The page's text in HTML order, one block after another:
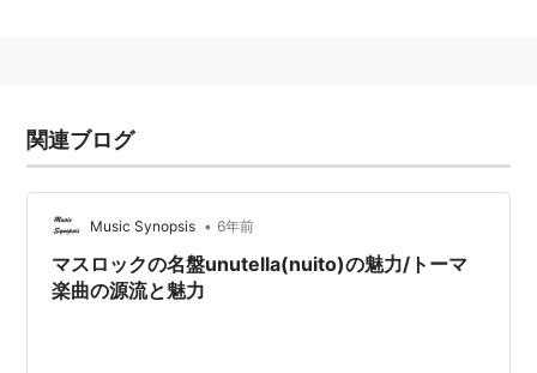
この商品を含むブログ (10件) を見る
関連ブログ
Music Synopsis • 6年前
マスロックの名盤unutella(nuito)の魅力/トーマ
楽曲の源流と魅力